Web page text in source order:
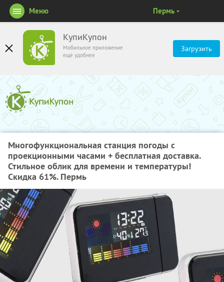
КупиКупон
Мобильное приложение
ещё удобнее
Загрузить
Меню Пермь
Многофункциональная станция погоды с
проекционными часами + бесплатная доставка.
Стильное облик для времени и температуры!
Скидка 61%. Пермь